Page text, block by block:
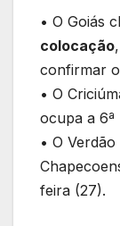
• O Goiás
colocação
confirmar
• O
ocupa a 6ª
• O
feira (27).